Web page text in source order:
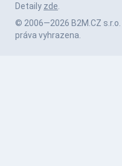
Detaily zde.
© 2006—2026 B2M.CZ s.r.o.
práva vyhrazena.